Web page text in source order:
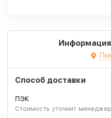
Способ доставки
ПЭК
Стоимость уточнит менеджер